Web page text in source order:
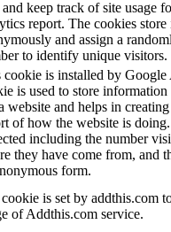
and keep track of site usage
report. The cookies
and assign a
to identify unique visitors.
cookie is installed by
is used to store
website and helps in
of how the website is
including the number
they have come from, and
form.
is set by addthis.com
of Addthis.com service.